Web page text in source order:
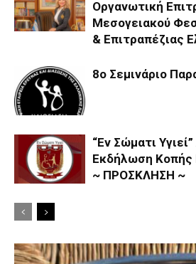
Οργανωτική
Μεσογειακού
& Επιτραπέζιας
8ο Σεμινάριο
“Εν Σώματι
Εκδήλωση Κοπής
~ ΠΡΟΣΚΛΗΣΗ ~